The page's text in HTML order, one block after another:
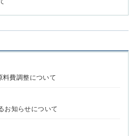
料費調整について
お知らせについて